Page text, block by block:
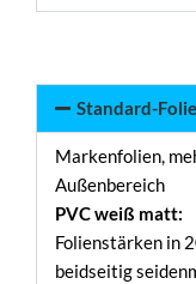
Standard-
Markenfolien,
Außenbereich
PVC weiß matt:
Folienstärken in
beidseitig